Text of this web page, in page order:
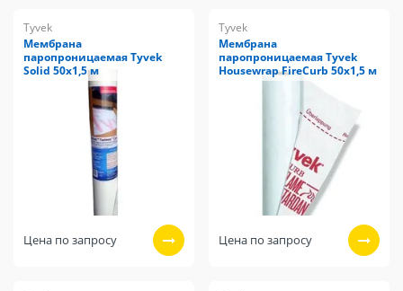
Tyvek
Мембрана
паропроницаемая Tyvek
Solid 50х1,5 м
Цена по запросу
Tyvek
Мембрана
паропроницаемая Tyvek
Housewrap FireCurb 50х1,5 м
Цена по запросу